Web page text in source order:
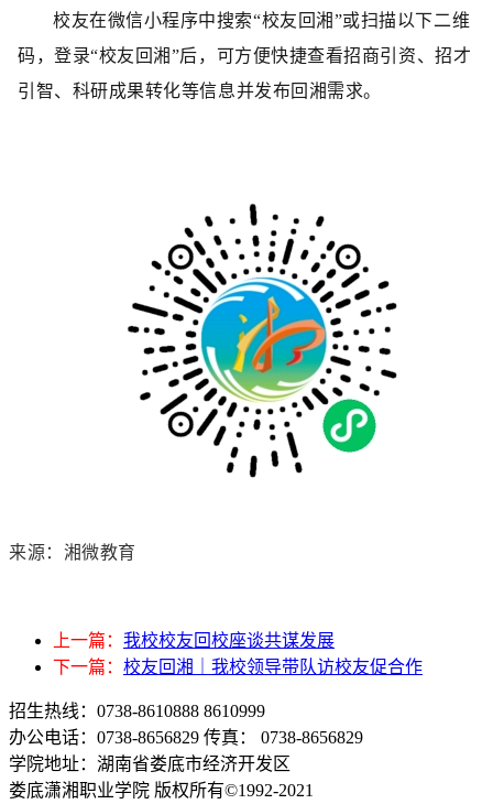
校友在微信小程序中搜索“校友回湘”或扫描以下二维
码，登录“校友回湘”后，可方便快捷查看招商引资、招才
引智、科研成果转化等信息并发布回湘需求。
来源：湘微教育
上一篇： 我校校友回校座谈共谋发展
下一篇： 校友回湘｜我校领导带队访校友促合作
招生热线：0738-8610888 8610999
办公电话：0738-8656829 传真： 0738-8656829
学院地址：湖南省娄底市经济开发区
娄底潇湘职业学院 版权所有©1992-2021